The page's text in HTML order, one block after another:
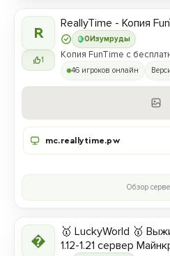
R
1
0 Изумруды
ReallyTime - Копия
Копия FunTime с
46 игроков онлайн
mc.reallytime.pw
Обзор

🥇 LuckyWorld 🥇
1.12-1.21 сервер